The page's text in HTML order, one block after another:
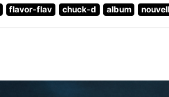
flavor-flav chuck-d album